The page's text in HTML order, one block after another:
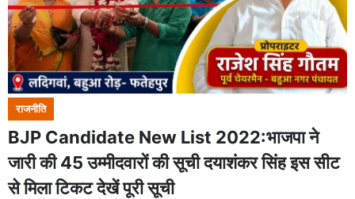
राजनीति
BJP Candidate New List 2022:भाजपा ने
जारी की 45 उम्मीदवारों की सूची दयाशंकर सिंह इस सीट
से मिला टिकट देखें पूरी सूची